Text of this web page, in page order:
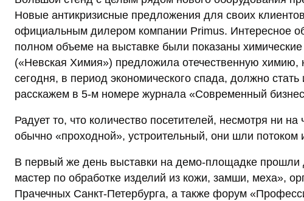
Новые антикризисные предложения для своих
официальным дилером компании Primus. Интересное
полном объеме на выставке были показаны
(«Невская Химия») предложила отечественную
сегодня, в период экономического спада, должно
расскажем в 5-м номере журнала «Современный
Радует то, что количество посетителей, несмотря ни
обычно «проходной», устроительный, они шли
В первый же день выставки на демо-площадке
мастер по обработке изделий из кожи, замши, меха»,
Прачечных Санкт-Петербурга, а также форум